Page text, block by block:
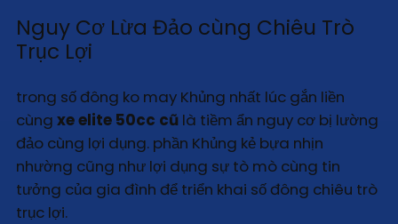
Nguy Cơ Lừa Đảo cùng Chiêu Trò
Trục Lợi
trong số đông ko may Khủng nhất lúc gắn liền
cùng xe elite 50cc cũ là tiềm ẩn nguy cơ bị lường
đảo cùng lợi dụng. phần Khủng kẻ bựa nhịn
nhường cũng như lợi dụng sự tò mò cùng tin
tưởng của gia đình để triển khai số đông chiêu trò
trục lợi.